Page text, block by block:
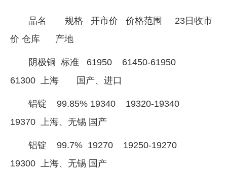
企业文化
品名 规格 开市价 价格范围 23日收市
价 仓库 产地
阴极铜 标准 61950 61450-61950
61300 上海 国产、进口
铝锭 99.85% 19340 19320-19340
19370 上海、无锡 国产
铝锭 99.7% 19270 19250-19270
19300 上海、无锡 国产